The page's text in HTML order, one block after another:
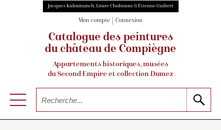
Jacques Kuhnmunch, Laure Chabanne & Étienne Guibert
Mon compte Connexion
Catalogue des peintures
du château de Compiègne
Appartements historiques, musées
du Second Empire et collection Dumez